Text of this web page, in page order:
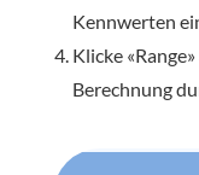
Kennwerten
Klicke
Berechnung